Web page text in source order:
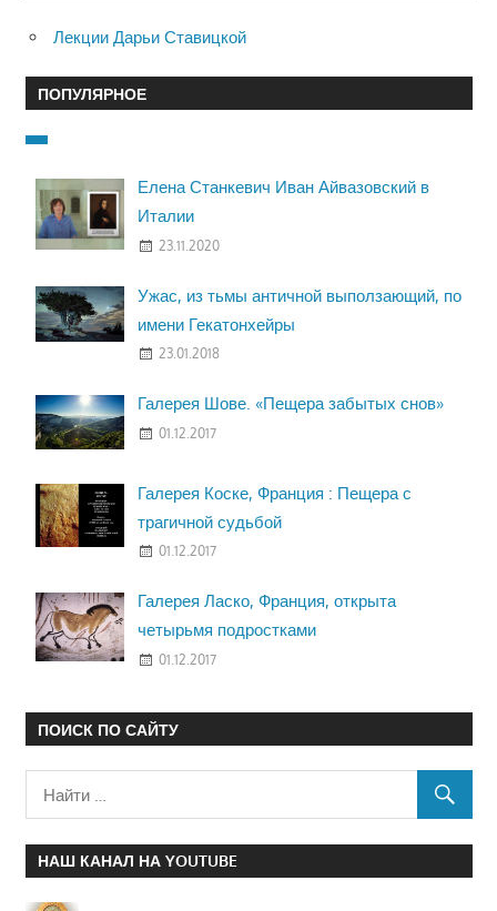
Лекции Дарьи Ставицкой
ПОПУЛЯРНОЕ
Елена Станкевич Иван Айвазовский в
Италии
23.11.2020
Ужас, из тьмы античной выползающий, по
имени Гекатонхейры
23.01.2018
Галерея Шове. «Пещера забытых снов»
01.12.2017
Галерея Коске, Франция : Пещера с
трагичной судьбой
01.12.2017
Галерея Ласко, Франция, открыта
четырьмя подростками
01.12.2017
ПОИСК ПО САЙТУ
НАШ КАНАЛ НА YOUTUBE